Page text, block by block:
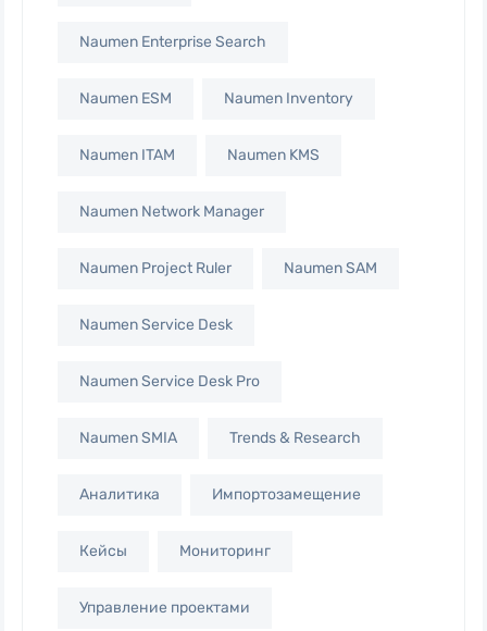
Naumen Enterprise Search
Naumen ESM Naumen Inventory
Naumen ITAM Naumen KMS
Naumen Network Manager
Naumen Project Ruler Naumen SAM
Naumen Service Desk
Naumen Service Desk Pro
Naumen SMIA Trends & Research
Аналитика Импортозамещение
Кейсы Мониторинг
Управление проектами